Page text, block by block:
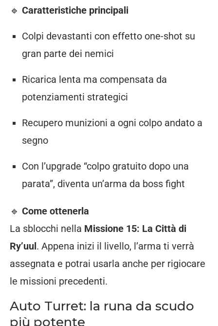
🔹 Caratteristiche principali
Colpi devastanti con effetto one-shot su
gran parte dei nemici
Ricarica lenta ma compensata da
potenziamenti strategici
Recupero munizioni a ogni colpo andato a
segno
Con l’upgrade “colpo gratuito dopo una
parata”, diventa un’arma da boss fight
🔹 Come ottenerla
La sblocchi nella Missione 15: La Città di
Ry’uul. Appena inizi il livello, l’arma ti verrà
assegnata e potrai usarla anche per rigiocare
le missioni precedenti.
Auto Turret: la runa da scudo
più potente